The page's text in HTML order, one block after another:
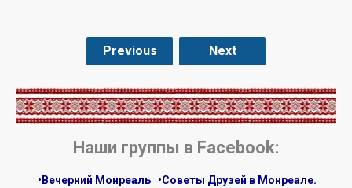
Previous Next
.
Наши группы в Facebook:
•Вечерний Монреаль
•Советы Друзей в Монреале.